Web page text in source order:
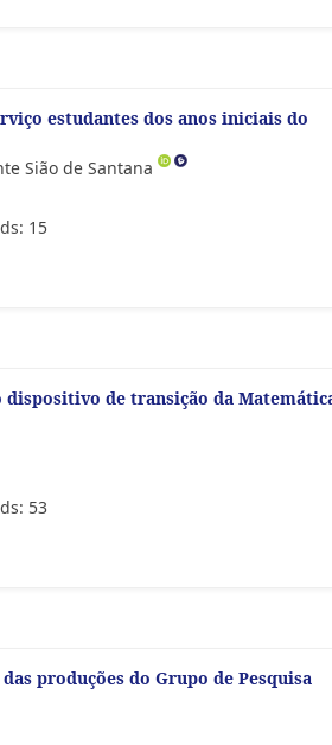
estudantes dos anos iniciais do
Sião de Santana
15
dispositivo de transição da
53
produções do Grupo de Pesquisa